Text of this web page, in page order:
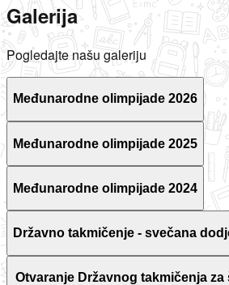
Galerija
Pogledajte našu galeriju
Međunarodne olimpijade 2026
Međunarodne olimpijade 2025
Međunarodne olimpijade 2024
Državno takmičenje - svečana
Otvaranje Državnog takmičenja za